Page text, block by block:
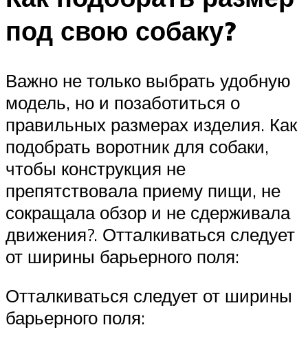
под свою собаку?
Важно не только выбрать удобную
модель, но и позаботиться о
правильных размерах изделия. Как
подобрать воротник для собаки,
чтобы конструкция не
препятствовала приему пищи, не
сокращала обзор и не сдерживала
движения?. Отталкиваться следует
от ширины барьерного поля:
Отталкиваться следует от ширины
барьерного поля: